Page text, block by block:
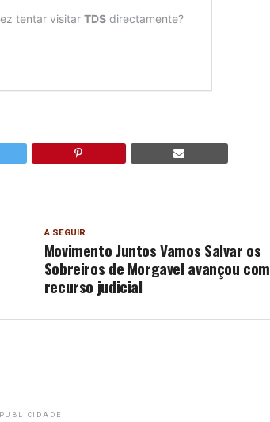
A SEGUIR
Movimento Juntos Vamos Salvar os
Sobreiros de Morgavel avançou com
recurso judicial
PUBLICIDADE